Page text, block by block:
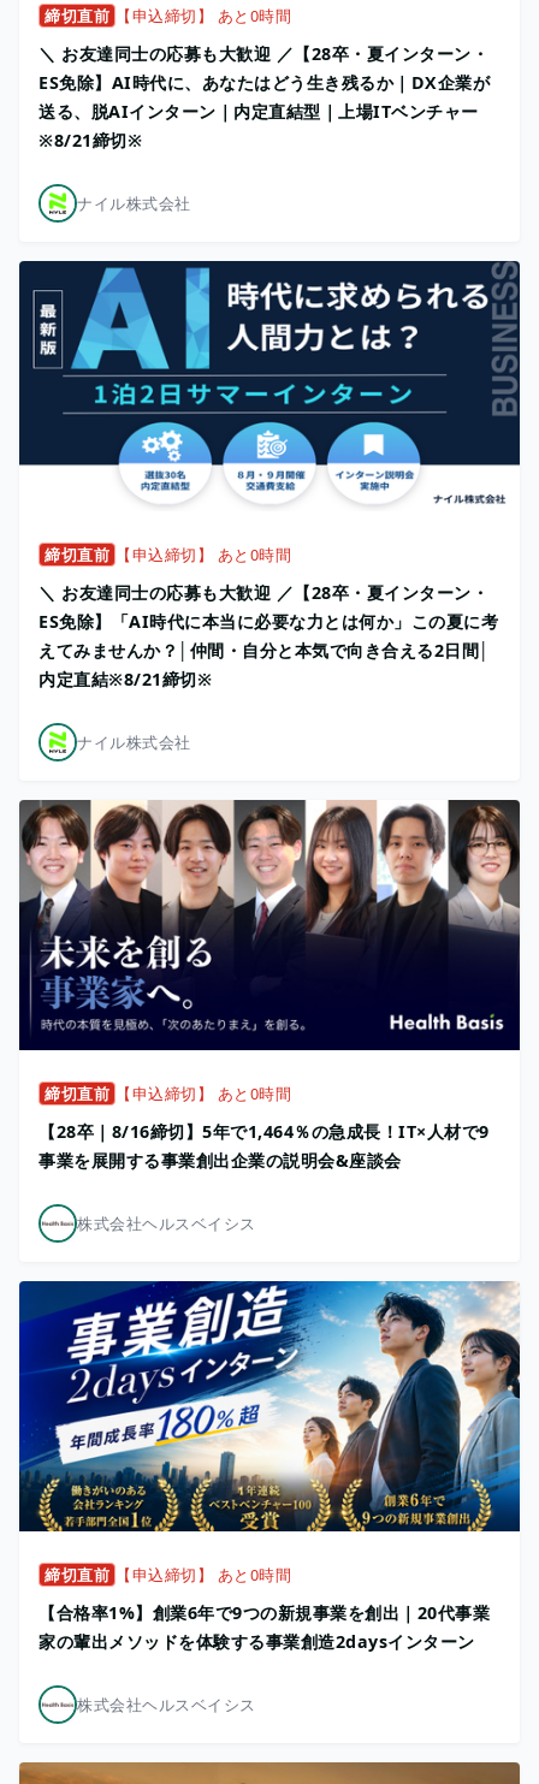
締切直前 【申込締切】 あと0時間
＼ お友達同士の応募も大歓迎 ／【28卒・夏インターン・
ES免除】AI時代に、あなたはどう生き残るか｜DX企業が
送る、脱AIインターン｜内定直結型｜上場ITベンチャー
※8/21締切※
ナイル株式会社
締切直前 【申込締切】 あと0時間
＼ お友達同士の応募も大歓迎 ／【28卒・夏インターン・
ES免除】「AI時代に本当に必要な力とは何か」この夏に考
えてみませんか？│仲間・自分と本気で向き合える2日間│
内定直結※8/21締切※
ナイル株式会社
締切直前 【申込締切】 あと0時間
【28卒｜8/16締切】5年で1,464％の急成長！IT×人材で9
事業を展開する事業創出企業の説明会&座談会
株式会社ヘルスベイシス
締切直前 【申込締切】 あと0時間
【合格率1%】創業6年で9つの新規事業を創出｜20代事業
家の輩出メソッドを体験する事業創造2daysインターン
株式会社ヘルスベイシス